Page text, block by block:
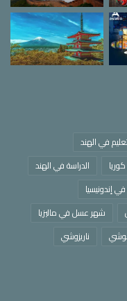
في الهند
الدراسة في الهند
إندونيسيا
شهر عسل في ماليزيا
ناريزوشي